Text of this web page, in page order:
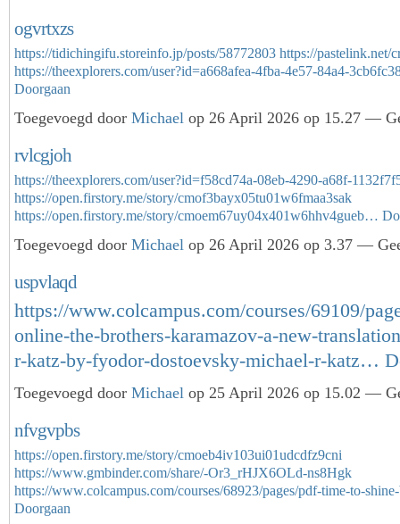
ogvrtxzs
https://tidichingifu.storeinfo.jp/posts/58772803 https://pastelink.net/
https://theexplorers.com/user?id=a668afea-4fba-4e57-84a4-
Doorgaan
Toegevoegd door Michael op 26 April 2026 op 15.27 —
rvlcgjoh
https://theexplorers.com/user?id=f58cd74a-08eb-4290-a68f-
https://open.firstory.me/story/cmof3bayx05tu01w6fmaa3sak
https://open.firstory.me/story/cmoem67uy04x401w6hhv4gueb…
Toegevoegd door Michael op 26 April 2026 op 3.37 —
uspvlaqd
https://www.colcampus.com/courses/69109/
online-the-brothers-karamazov-a-new-
r-katz-by-fyodor-dostoevsky-michael-r-katz…
Toegevoegd door Michael op 25 April 2026 op 15.02 —
nfvgvpbs
https://open.firstory.me/story/cmoeb4iv103ui01udcdfz9cni
https://www.gmbinder.com/share/-Or3_rHJX6OLd-ns8Hgk
https://www.colcampus.com/courses/68923/pages/pdf-time-to-
Doorgaan